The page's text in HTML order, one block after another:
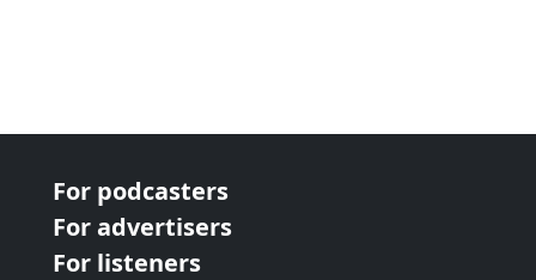
For podcasters
For advertisers
For listeners